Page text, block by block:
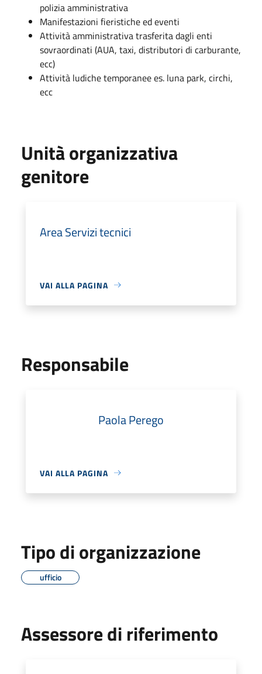
polizia amministrativa
Manifestazioni fieristiche ed eventi
Attività amministrativa trasferita dagli enti
sovraordinati (AUA, taxi, distributori di carburante,
ecc)
Attività ludiche temporanee es. luna park, circhi,
ecc
Unità organizzativa
genitore
Area Servizi tecnici
VAI ALLA PAGINA
Responsabile
Paola Perego
VAI ALLA PAGINA
Tipo di organizzazione
ufficio
Assessore di riferimento